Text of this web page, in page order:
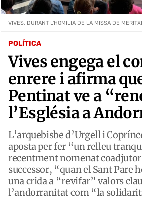
POLÍTICA
Vives engega el
enrere i afirma
Pentinat ve a
l’Església a
L’arquebisbe d’Urgell i
aposta per fer “un relleu
recentment nomenat
successor, “quan el Sant Pare
una crida a “revifar” valors
l’andorranitat com “la
VIVES, DURANT L'HOMILIA DE LA MISSA DE